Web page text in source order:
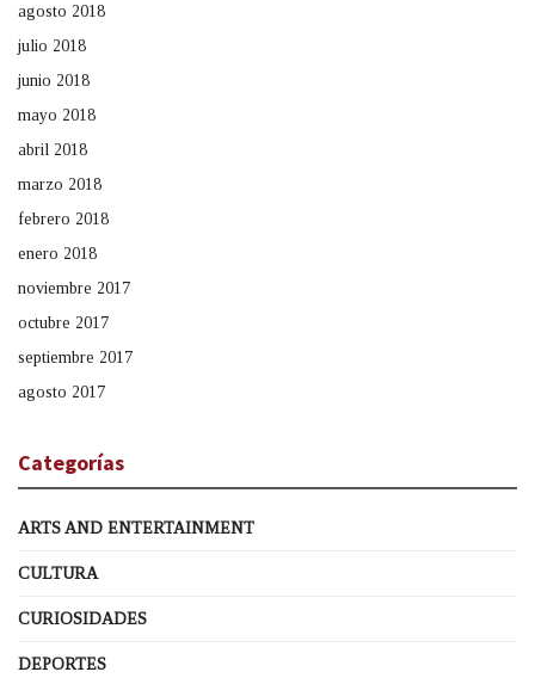
agosto 2018
julio 2018
junio 2018
mayo 2018
abril 2018
marzo 2018
febrero 2018
enero 2018
noviembre 2017
octubre 2017
septiembre 2017
agosto 2017
Categorías
ARTS AND ENTERTAINMENT
CULTURA
CURIOSIDADES
DEPORTES